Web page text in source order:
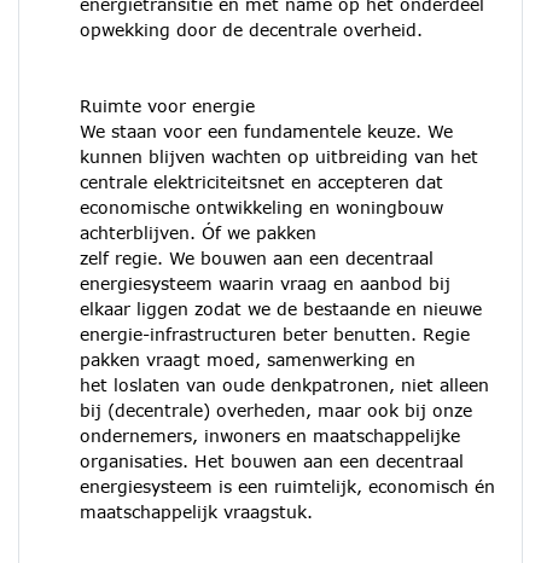
energietransitie en met name op het onderdeel
opwekking door de decentrale overheid.
Ruimte voor energie
We staan voor een fundamentele keuze. We
kunnen blijven wachten op uitbreiding van het
centrale elektriciteitsnet en accepteren dat
economische ontwikkeling en woningbouw
achterblijven. Óf we pakken
zelf regie. We bouwen aan een decentraal
energiesysteem waarin vraag en aanbod bij
elkaar liggen zodat we de bestaande en nieuwe
energie-infrastructuren beter benutten. Regie
pakken vraagt moed, samenwerking en
het loslaten van oude denkpatronen, niet alleen
bij (decentrale) overheden, maar ook bij onze
ondernemers, inwoners en maatschappelijke
organisaties. Het bouwen aan een decentraal
energiesysteem is een ruimtelijk, economisch én
maatschappelijk vraagstuk.